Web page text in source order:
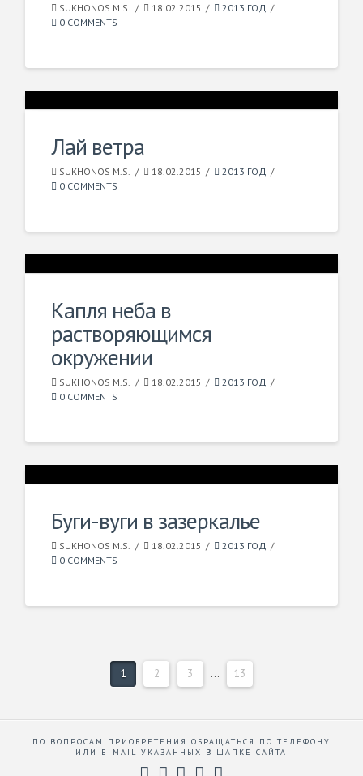
SUKHONOS M.S. 18.02.2015
2013 ГОД
0 COMMENTS
Лай ветра
SUKHONOS M.S. 18.02.2015
2013 ГОД
0 COMMENTS
Капля неба в
растворяющимся
окружении
SUKHONOS M.S. 18.02.2015
2013 ГОД
0 COMMENTS
Буги-вуги в зазеркалье
SUKHONOS M.S. 18.02.2015
2013 ГОД
0 COMMENTS
1 2 3 ... 13
ПО ВОПРОСАМ ПРИОБРЕТЕНИЯ ОБРАЩАТЬСЯ ПО ТЕЛЕФОНУ
ИЛИ E-MAIL УКАЗАННЫХ В ШАПКЕ САЙТА